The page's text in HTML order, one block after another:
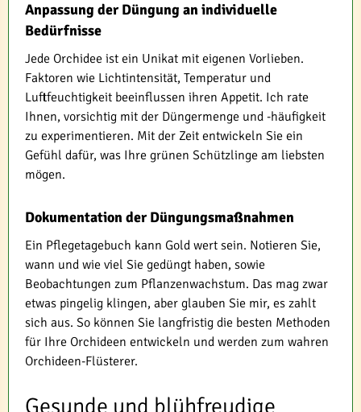
Anpassung der Düngung an individuelle
Bedürfnisse
Jede Orchidee ist ein Unikat mit eigenen Vorlieben.
Faktoren wie Lichtintensität, Temperatur und
Luftfeuchtigkeit beeinflussen ihren Appetit. Ich rate
Ihnen, vorsichtig mit der Düngermenge und -häufigkeit
zu experimentieren. Mit der Zeit entwickeln Sie ein
Gefühl dafür, was Ihre grünen Schützlinge am liebsten
mögen.
Dokumentation der Düngungsmaßnahmen
Ein Pflegetagebuch kann Gold wert sein. Notieren Sie,
wann und wie viel Sie gedüngt haben, sowie
Beobachtungen zum Pflanzenwachstum. Das mag zwar
etwas pingelig klingen, aber glauben Sie mir, es zahlt
sich aus. So können Sie langfristig die besten Methoden
für Ihre Orchideen entwickeln und werden zum wahren
Orchideen-Flüsterer.
Gesunde und blühfreudige